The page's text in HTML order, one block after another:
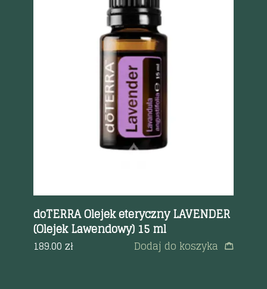
Szybki podgląd
doTERRA Olejek eteryczny LAVENDER
(Olejek Lawendowy) 15 ml
189.00zł Dodaj do koszyka